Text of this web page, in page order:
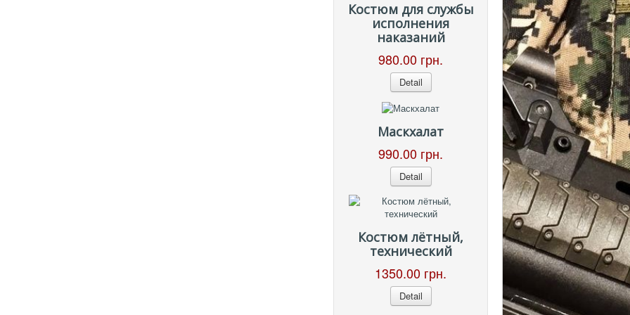
Костюм для службы
исполнения
наказаний
980.00 грн.
Detail
Маскхалат
990.00 грн.
Detail
Костюм лётный,
технический
1350.00 грн.
Detail